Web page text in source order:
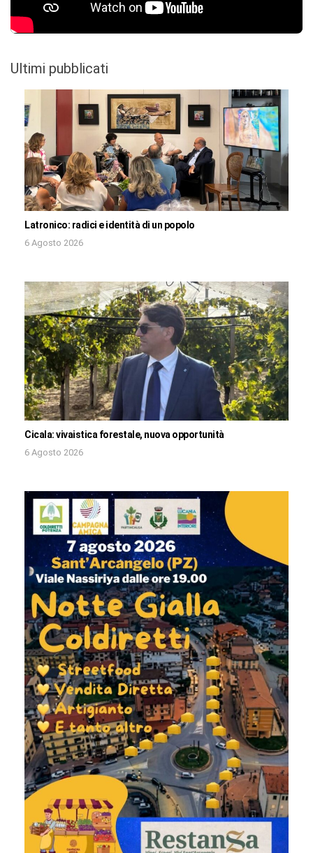
Ultimi pubblicati
Latronico: radici e identità di un popolo
6 Agosto 2026
Cicala: vivaistica forestale, nuova opportunità
6 Agosto 2026